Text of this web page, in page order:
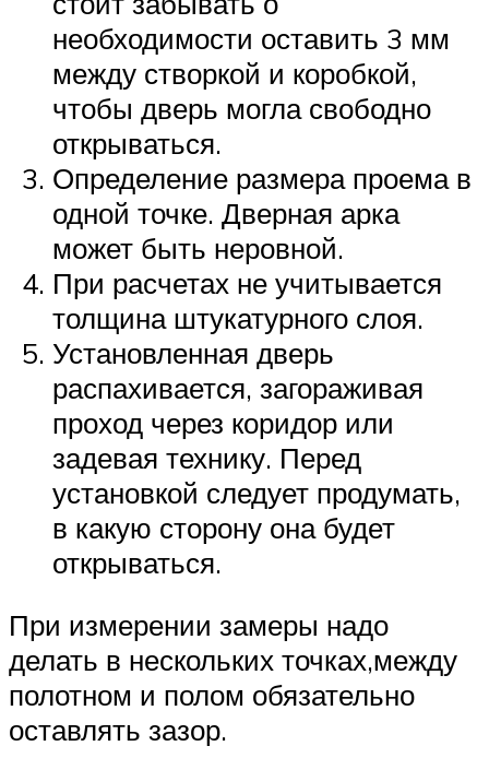
необходимости оставить 3 мм
между створкой и коробкой,
чтобы дверь могла свободно
открываться.
Определение размера проема в
одной точке. Дверная арка
может быть неровной.
При расчетах не учитывается
толщина штукатурного слоя.
Установленная дверь
распахивается, загораживая
проход через коридор или
задевая технику. Перед
установкой следует продумать,
в какую сторону она будет
открываться.
При измерении замеры надо
делать в нескольких точках,между
полотном и полом обязательно
оставлять зазор.